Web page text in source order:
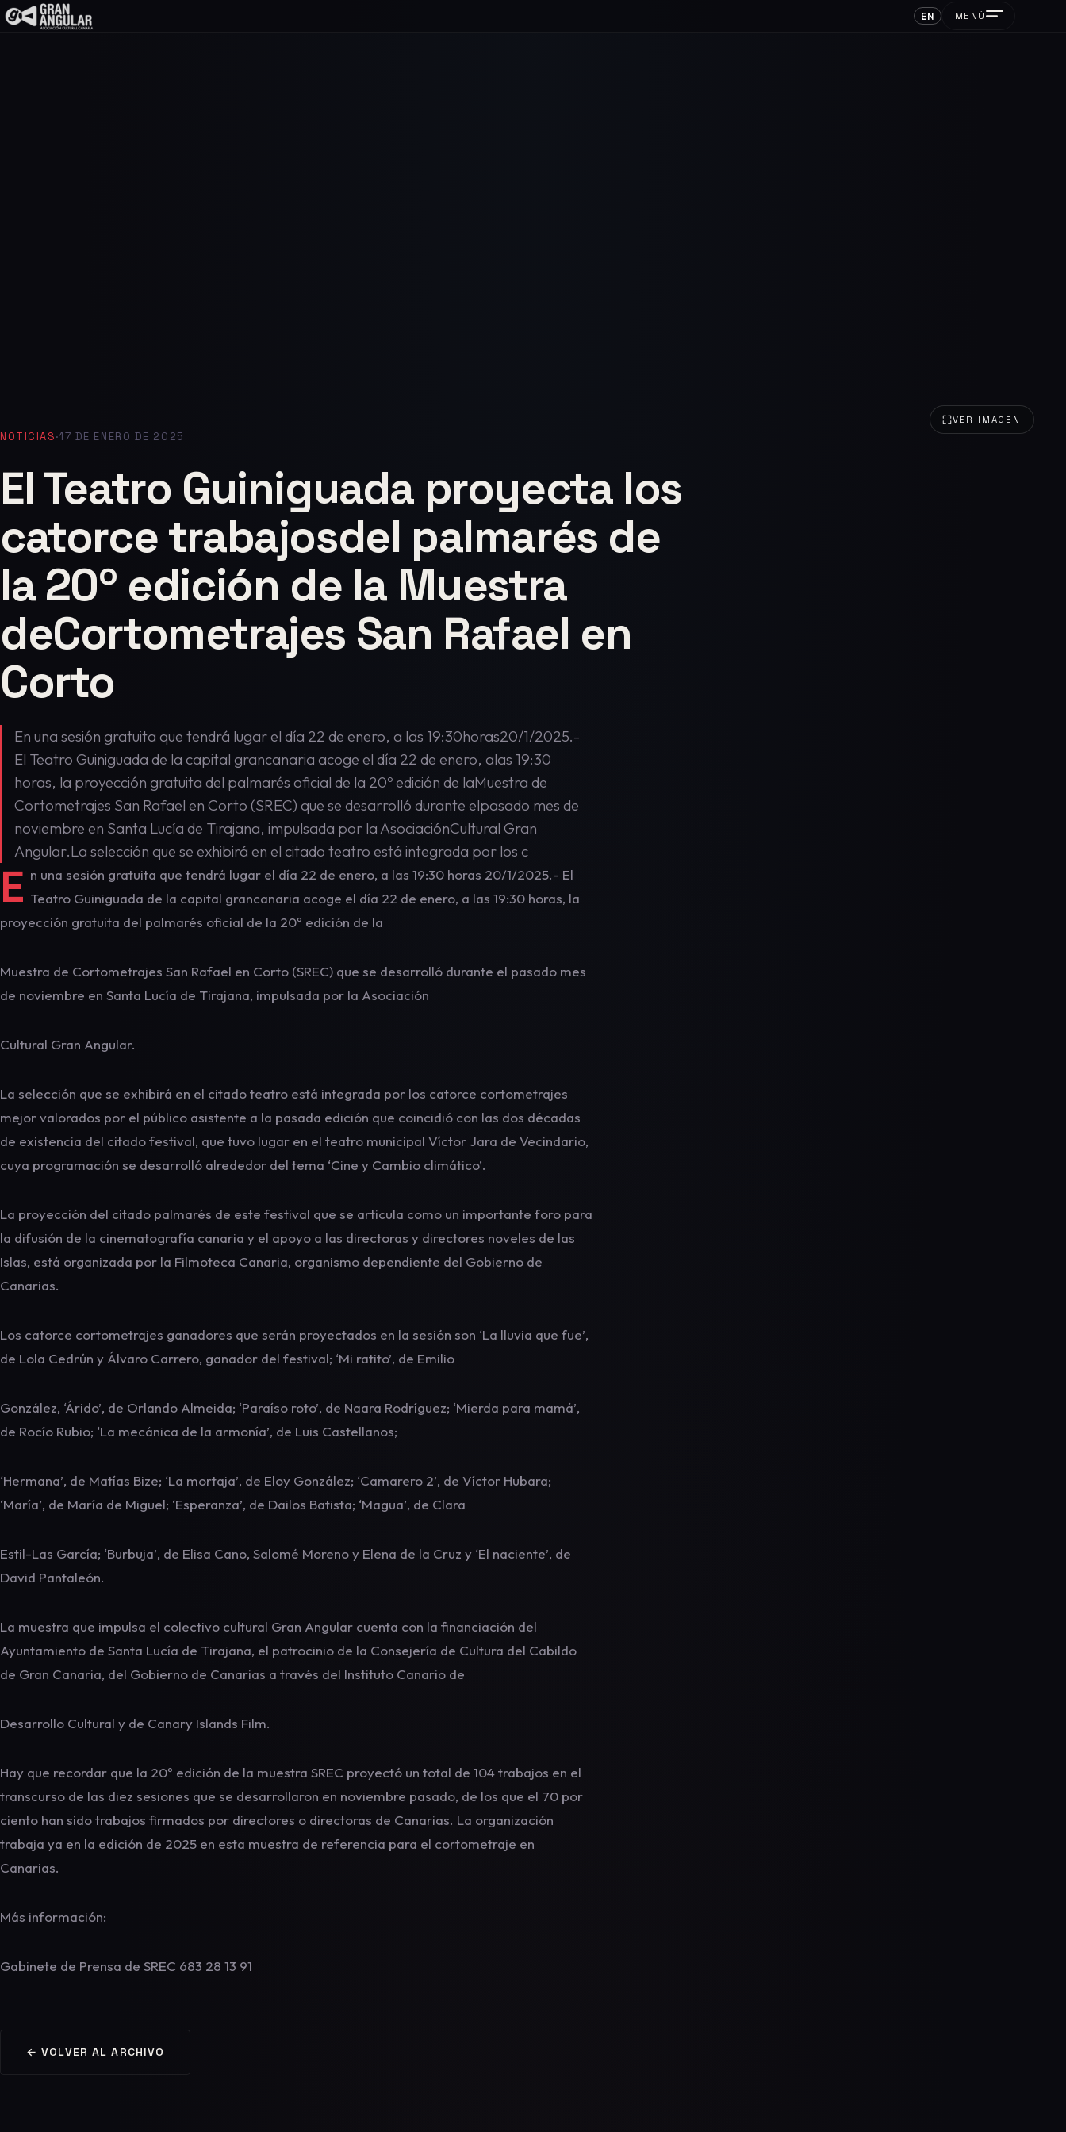
EN MENÚ
VER IMAGEN
NOTICIAS·17 DE ENERO DE 2025
El Teatro Guiniguada proyecta los
catorce trabajosdel palmarés de
la 20º edición de la Muestra
deCortometrajes San Rafael en
Corto
En una sesión gratuita que tendrá lugar el día 22 de enero, a las 19:30horas20/1/2025.-
El Teatro Guiniguada de la capital grancanaria acoge el día 22 de enero, alas 19:30
horas, la proyección gratuita del palmarés oficial de la 20º edición de laMuestra de
Cortometrajes San Rafael en Corto (SREC) que se desarrolló durante elpasado mes de
noviembre en Santa Lucía de Tirajana, impulsada por la AsociaciónCultural Gran
Angular.La selección que se exhibirá en el citado teatro está integrada por los c
E n una sesión gratuita que tendrá lugar el día 22 de enero, a las 19:30 horas 20/1/2025.- El
Teatro Guiniguada de la capital grancanaria acoge el día 22 de enero, a las 19:30 horas, la
proyección gratuita del palmarés oficial de la 20º edición de la
Muestra de Cortometrajes San Rafael en Corto (SREC) que se desarrolló durante el pasado mes
de noviembre en Santa Lucía de Tirajana, impulsada por la Asociación
Cultural Gran Angular.
La selección que se exhibirá en el citado teatro está integrada por los catorce cortometrajes
mejor valorados por el público asistente a la pasada edición que coincidió con las dos décadas
de existencia del citado festival, que tuvo lugar en el teatro municipal Víctor Jara de Vecindario,
cuya programación se desarrolló alrededor del tema ‘Cine y Cambio climático’.
La proyección del citado palmarés de este festival que se articula como un importante foro para
la difusión de la cinematografía canaria y el apoyo a las directoras y directores noveles de las
Islas, está organizada por la Filmoteca Canaria, organismo dependiente del Gobierno de
Canarias.
Los catorce cortometrajes ganadores que serán proyectados en la sesión son ‘La lluvia que fue’,
de Lola Cedrún y Álvaro Carrero, ganador del festival; ‘Mi ratito’, de Emilio
González, ‘Árido’, de Orlando Almeida; ‘Paraíso roto’, de Naara Rodríguez; ‘Mierda para mamá’,
de Rocío Rubio; ‘La mecánica de la armonía’, de Luis Castellanos;
‘Hermana’, de Matías Bize; ‘La mortaja’, de Eloy González; ‘Camarero 2’, de Víctor Hubara;
‘María’, de María de Miguel; ‘Esperanza’, de Dailos Batista; ‘Magua’, de Clara
Estil-Las García; ‘Burbuja’, de Elisa Cano, Salomé Moreno y Elena de la Cruz y ‘El naciente’, de
David Pantaleón.
La muestra que impulsa el colectivo cultural Gran Angular cuenta con la financiación del
Ayuntamiento de Santa Lucía de Tirajana, el patrocinio de la Consejería de Cultura del Cabildo
de Gran Canaria, del Gobierno de Canarias a través del Instituto Canario de
Desarrollo Cultural y de Canary Islands Film.
Hay que recordar que la 20º edición de la muestra SREC proyectó un total de 104 trabajos en el
transcurso de las diez sesiones que se desarrollaron en noviembre pasado, de los que el 70 por
ciento han sido trabajos firmados por directores o directoras de Canarias. La organización
trabaja ya en la edición de 2025 en esta muestra de referencia para el cortometraje en
Canarias.
Más información:
Gabinete de Prensa de SREC 683 28 13 91
← VOLVER AL ARCHIVO